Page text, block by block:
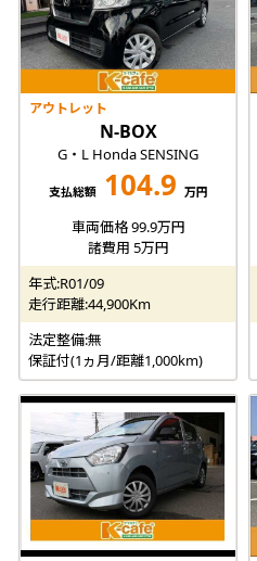
アウトレット
N-BOX
G・L Honda SENSING
支払総額 104.9 万円
車両価格 99.9万円
諸費用 5万円
年式:R01/09
走行距離:44,900Km
法定整備:無
保証付(1ヵ月/距離1,000km)